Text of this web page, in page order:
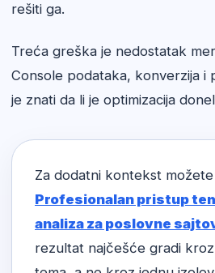
rešiti ga.
Treća greška je nedostatak
Console podataka, konverzija i
je znati da li je optimizacija
Za dodatni kontekst
Profesionalan pristup
analiza za poslovne
rezultat najčešće gradi